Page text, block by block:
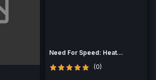
Need For Speed: Heat
(0)